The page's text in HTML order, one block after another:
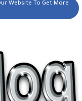
Website To Get More